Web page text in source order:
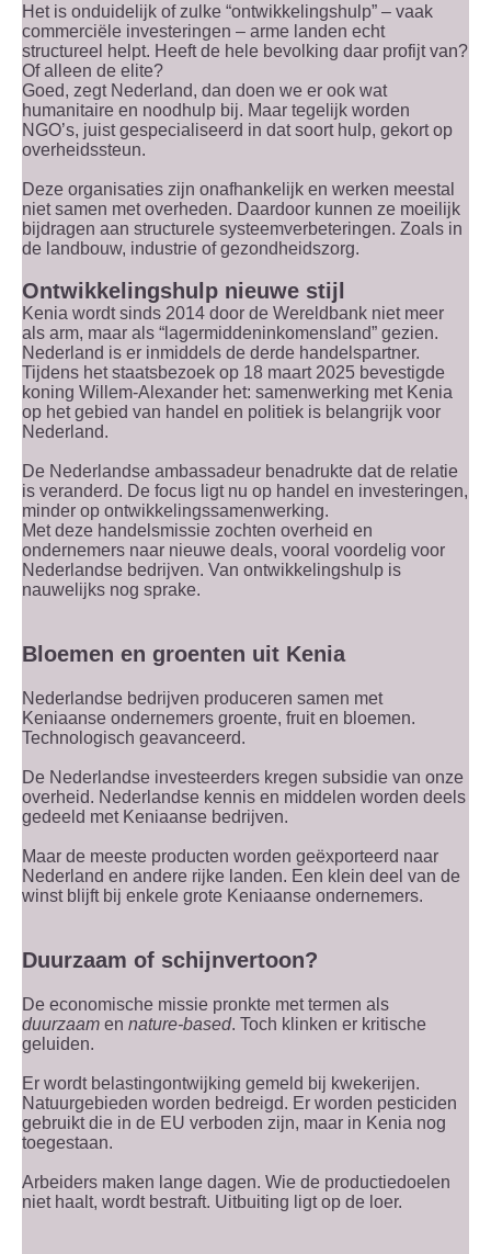
Het is onduidelijk of zulke “ontwikkelingshulp” – vaak
commerciële investeringen – arme landen echt
structureel helpt. Heeft de hele bevolking daar profijt van?
Of alleen de elite?
Goed, zegt Nederland, dan doen we er ook wat
humanitaire en noodhulp bij. Maar tegelijk worden
NGO’s, juist gespecialiseerd in dat soort hulp, gekort op
overheidssteun.
Deze organisaties zijn onafhankelijk en werken meestal
niet samen met overheden. Daardoor kunnen ze moeilijk
bijdragen aan structurele systeemverbeteringen. Zoals in
de landbouw, industrie of gezondheidszorg.
Ontwikkelingshulp nieuwe stijl
Kenia wordt sinds 2014 door de Wereldbank niet meer
als arm, maar als “lagermiddeninkomensland” gezien.
Nederland is er inmiddels de derde handelspartner.
Tijdens het staatsbezoek op 18 maart 2025 bevestigde
koning Willem-Alexander het: samenwerking met Kenia
op het gebied van handel en politiek is belangrijk voor
Nederland.
De Nederlandse ambassadeur benadrukte dat de relatie
is veranderd. De focus ligt nu op handel en investeringen,
minder op ontwikkelingssamenwerking.
Met deze handelsmissie zochten overheid en
ondernemers naar nieuwe deals, vooral voordelig voor
Nederlandse bedrijven. Van ontwikkelingshulp is
nauwelijks nog sprake.
Bloemen en groenten uit Kenia
Nederlandse bedrijven produceren samen met
Keniaanse ondernemers groente, fruit en bloemen.
Technologisch geavanceerd.
De Nederlandse investeerders kregen subsidie van onze
overheid. Nederlandse kennis en middelen worden deels
gedeeld met Keniaanse bedrijven.
Maar de meeste producten worden geëxporteerd naar
Nederland en andere rijke landen. Een klein deel van de
winst blijft bij enkele grote Keniaanse ondernemers.
Duurzaam of schijnvertoon?
De economische missie pronkte met termen als
duurzaam en nature-based. Toch klinken er kritische
geluiden.
Er wordt belastingontwijking gemeld bij kwekerijen.
Natuurgebieden worden bedreigd. Er worden pesticiden
gebruikt die in de EU verboden zijn, maar in Kenia nog
toegestaan.
Arbeiders maken lange dagen. Wie de productiedoelen
niet haalt, wordt bestraft. Uitbuiting ligt op de loer.